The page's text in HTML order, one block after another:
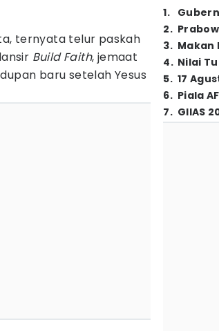
ternyata telur paskah
Build Faith, jemaat
baru setelah Yesus
1.
2.
3. Makan
4. Nilai
5. 17
6. Piala
7. GIIAS